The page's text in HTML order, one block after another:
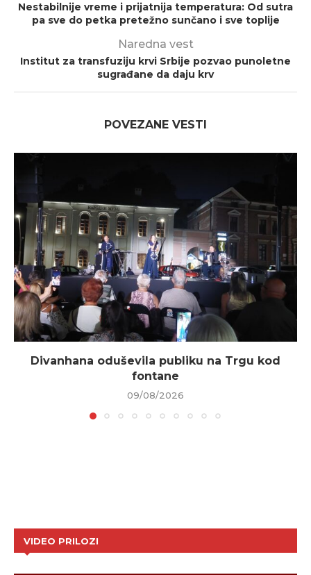
Nestabilnije vreme i prijatnija temperatura: Od sutra
pa sve do petka pretežno sunčano i sve toplije
Naredna vest
Institut za transfuziju krvi Srbije pozvao punoletne
sugrađane da daju krv
POVEZANE VESTI
Divanhana oduševila publiku na Trgu kod
fontane
09/08/2026
VIDEO PRILOZI